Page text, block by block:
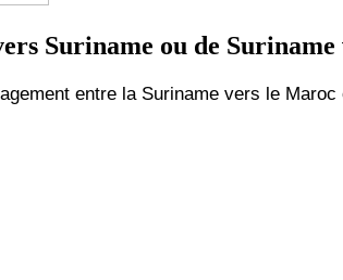
Suriname ou de Suriname
entre la Suriname vers le